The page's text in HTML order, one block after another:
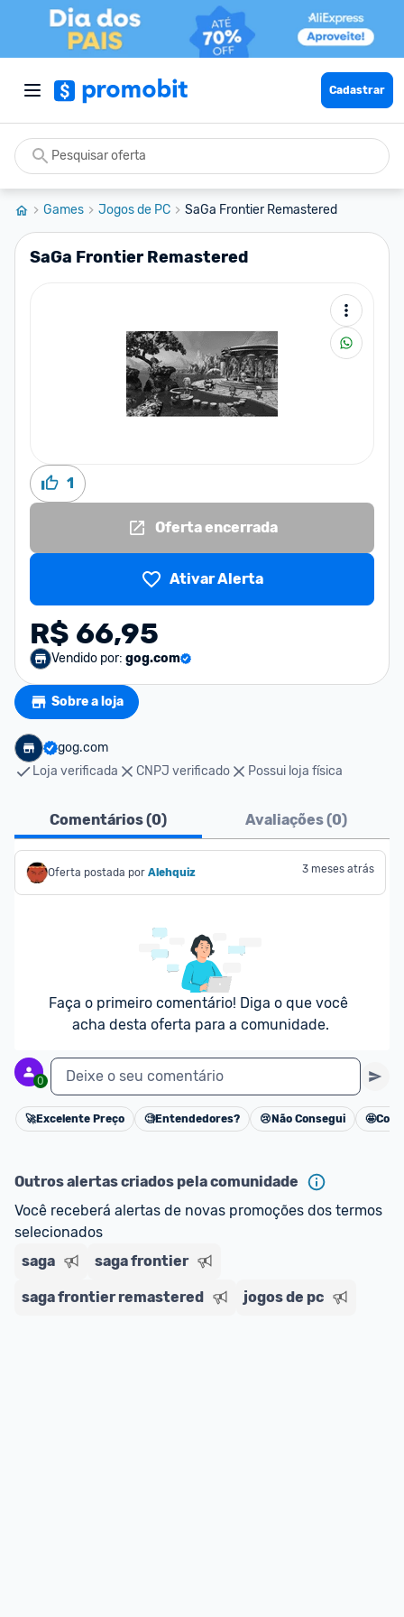
Cadastrar
Games Jogos de PC SaGa Frontier Remastered
SaGa Frontier Remastered
1
Oferta encerrada
Ativar Alerta
R$ 66,95
Vendido por: gog.com
Sobre a loja
gog.com
Loja verificada
CNPJ verificado Possui loja física
Comentários (0) Avaliações (0)
Oferta postada por Alehquiz 3 meses atrás
Faça o primeiro comentário! Diga o que você
acha desta oferta para a comunidade.
0 Deixe o seu comentário
Cancelar
🚀Excelente Preço 🧐Entendedores? 😢 Não Consegui 🤩
Outros alertas criados pela comunidade
Você receberá alertas de novas promoções dos termos
selecionados
saga
saga frontier
saga frontier remastered jogos de pc